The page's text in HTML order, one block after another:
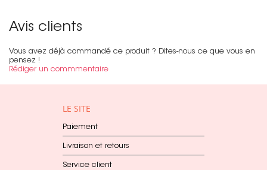
Avis clients
Vous avez déjà commandé ce produit ? Dites-nous ce que vous en
pensez !
Rédiger un commmentaire
LE SITE
Paiement
Livraison et retours
Service client